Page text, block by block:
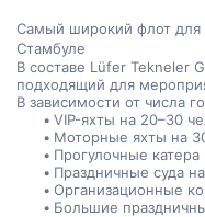
Самый широкий флот для
Стамбуле
В составе Lüfer Tekneler
подходящий для
В зависимости от числа
VIP-яхты на 20–30
Моторные яхты на
Прогулочные
Праздничные суда
Организационные
Большие